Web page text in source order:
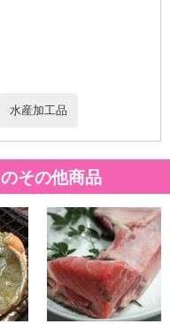
数などにより異なります
、お届けする商品セット
、お届け商品と多少異な
制度]の経過措置期間の終
材料の表記が旧表記の場
ください。なお、本理由
は対応いたしかねます。
水産加工品
その他商品